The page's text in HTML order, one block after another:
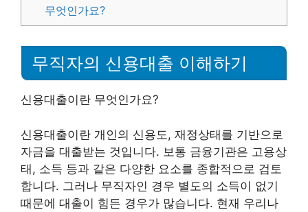
무엇인가요?
무직자의 신용대출 이해하기
신용대출이란 무엇인가요?
신용대출이란 개인의 신용도, 재정상태를 기반으로
자금을 대출받는 것입니다. 보통 금융기관은 고용상
태, 소득 등과 같은 다양한 요소를 종합적으로 검토
합니다. 그러나 무직자인 경우 별도의 소득이 없기
때문에 대출이 힘든 경우가 많습니다. 현재 우리나